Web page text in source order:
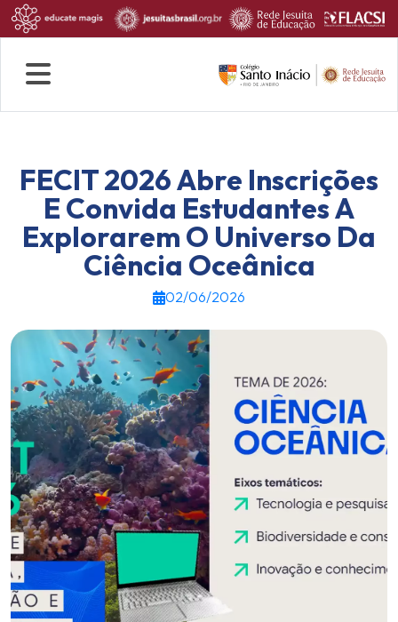
FECIT 2026 Abre Inscrições
E Convida Estudantes A
Explorarem O Universo Da
Ciência Oceânica
02/06/2026